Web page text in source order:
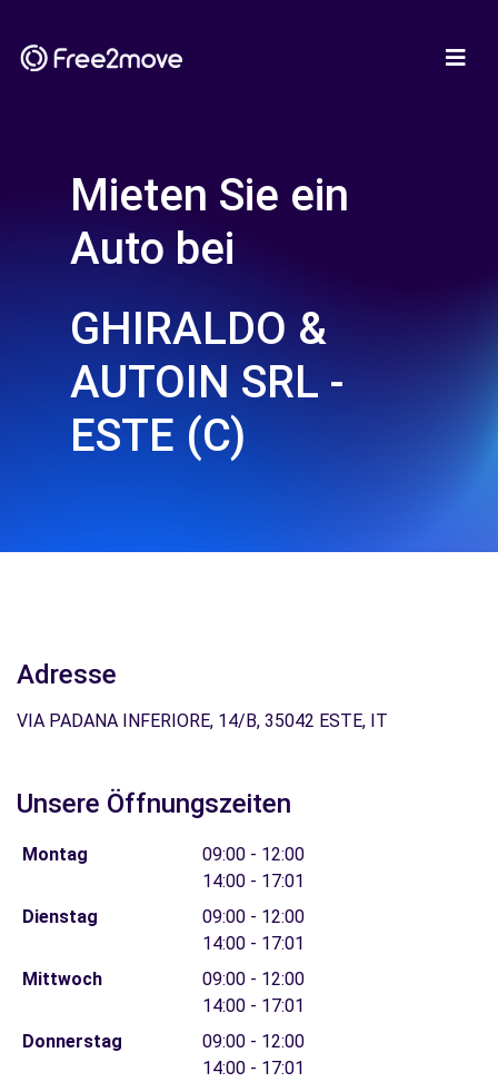
Mieten Sie ein
Auto bei
GHIRALDO &
AUTOIN SRL -
ESTE (C)
Adresse
VIA PADANA INFERIORE, 14/B, 35042 ESTE, IT
Unsere Öffnungszeiten
Montag
09:00 - 12:00
14:00 - 17:01
Dienstag
09:00 - 12:00
14:00 - 17:01
Mittwoch
09:00 - 12:00
14:00 - 17:01
Donnerstag
09:00 - 12:00
14:00 - 17:01